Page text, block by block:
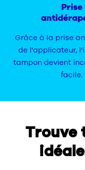
Prise
Grâce à la prise
de l'applicateur,
tampon devient
facile.
Trouve